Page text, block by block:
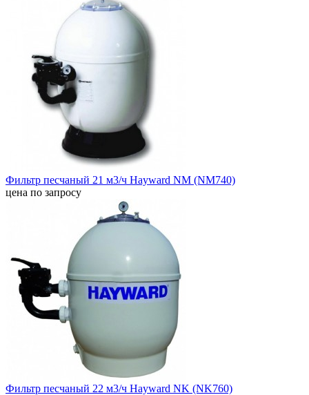
Фильтр песчаный 21 м3/ч Hayward NM (NM740)
цена по запросу
Фильтр песчаный 22 м3/ч Hayward NK (NK760)